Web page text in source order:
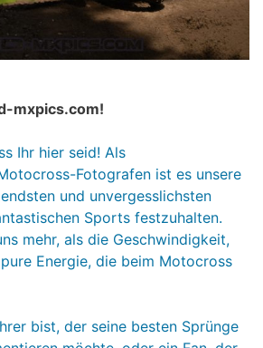
mxpics.com!
Ihr hier seid! Als
Fotografen ist es unsere
und unvergesslichsten
Sports festzuhalten.
mehr, als die Geschwindigkeit,
Energie, die beim Motocross
bist, der seine besten Sprünge